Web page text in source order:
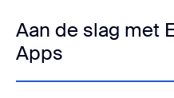
Aan de slag met
Apps